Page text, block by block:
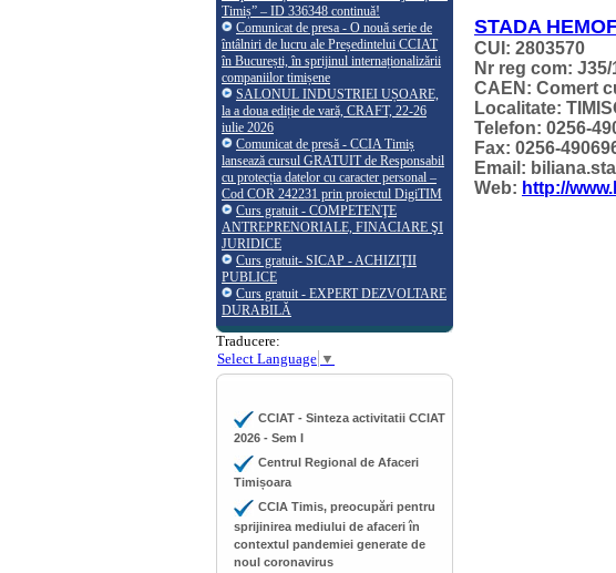
Timiș” – ID 336348 continuă!
Comunicat de presa - O nouă serie de
întâlniri de lucru ale Președintelui CCIAT
în București, în sprijinul internaționalizării
companiilor timișene
SALONUL INDUSTRIEI UȘOARE,
la a doua ediție de vară, CRAFT, 22-26
iulie 2026
Comunicat de presă - CCIA Timiș
lansează cursul GRATUIT de Responsabil
cu protecția datelor cu caracter personal –
Cod COR 242231 prin proiectul DigiTIM
Curs gratuit - COMPETENŢE
ANTREPRENORIALE, FINACIARE ŞI
JURIDICE
Curs gratuit- SICAP - ACHIZIŢII
PUBLICE
Curs gratuit - EXPERT DEZVOLTARE
DURABILĂ
Traducere:
Select Language ▼
CCIAT - Sinteza activitatii CCIAT
2026 - Sem I
Centrul Regional de Afaceri
Timișoara
CCIA Timis, preocupări pentru
sprijinirea mediului de afaceri în
contextul pandemiei generate de
noul coronavirus
STADA
CUI: 2803570
Nr reg com: J35/
CAEN: Comert
Localitate:
Telefon: 0256-
Fax: 0256-
Email:
Web: http://